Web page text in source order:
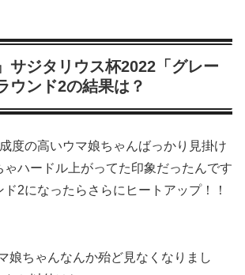
サジタリウス杯2022「グレー
ウンド2の結果は？
度の高いウマ娘ちゃんばっかり見掛け
ゃハードル上がってた印象だったんです
2になったらさらにヒートアップ！！
娘ちゃんなんか殆ど見なくなりまし